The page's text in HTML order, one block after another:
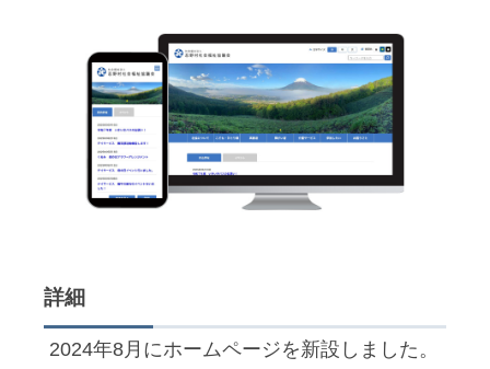
詳細
2024年8月にホームページを新設しました。